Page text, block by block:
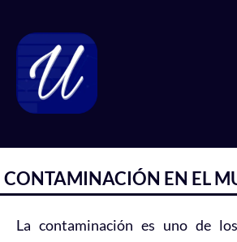
contenido
CONTAMINACIÓN EN EL
La contaminación es uno de